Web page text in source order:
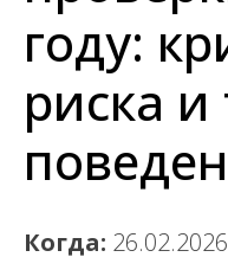
году:
риска и
Когда: